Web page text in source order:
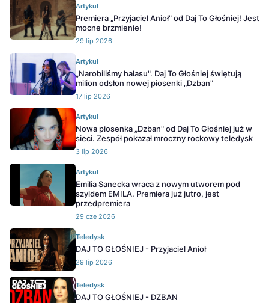
Artykuł
Premiera „Przyjaciel Anioł" od Daj To Głośniej! Jest
mocne brzmienie!
29 lip 2026
Artykuł
„Narobiliśmy hałasu". Daj To Głośniej świętują
milion odsłon nowej piosenki „Dzban"
17 lip 2026
Artykuł
Nowa piosenka „Dzban" od Daj To Głośniej już w
sieci. Zespół pokazał mroczny rockowy teledysk
3 lip 2026
Artykuł
Emilia Sanecka wraca z nowym utworem pod
szyldem EMILA. Premiera już jutro, jest
przedpremiera
29 cze 2026
Teledysk
DAJ TO GŁOŚNIEJ - Przyjaciel Anioł
29 lip 2026
Teledysk
DAJ TO GŁOŚNIEJ - DZBAN